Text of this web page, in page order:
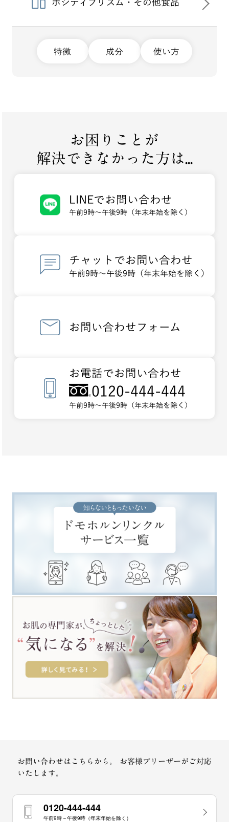
ポジティブリズム・その他食品
特徴 成分 使い方
お困りことが
解決できなかった方は...
LINEでお問い合わせ
午前9時～午後9時（年末年始を除く）
チャットでお問い合わせ
午前9時～午後9時（年末年始を除く）
お問い合わせフォーム
お電話でお問い合わせ
0120-444-444
午前9時～午後9時（年末年始を除く）
お問い合わせはこちらから。
お客様プリーザーがご対応
いたします。
0120-444-444
午前9時～午後9時（年末年始を除く）